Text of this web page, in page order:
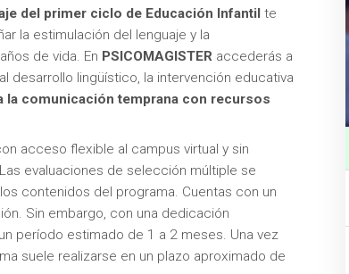
del primer ciclo de Educación Infantilte
la estimulación del lenguaje y la
de vida. En PSICOMAGISTER accederás a
desarrollo lingüístico, la intervención educativa
la comunicación temprana con recursos
acceso flexible al campus virtual y sin
evaluaciones de selección múltiple se
contenidos del programa. Cuentas con un
Sin embargo, con una dedicación
período estimado de 1 a 2 meses. Una vez
suele realizarse en un plazo aproximado de